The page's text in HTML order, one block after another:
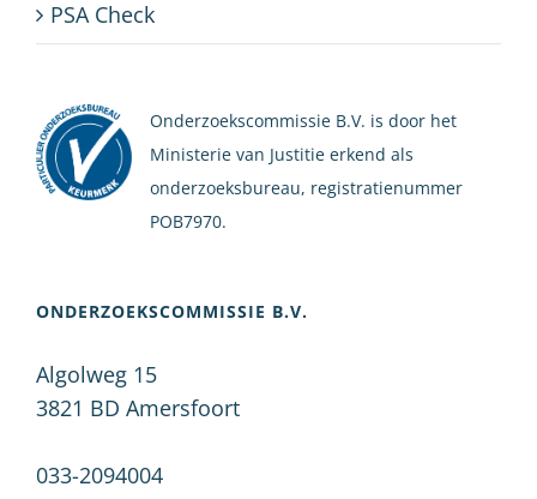
PSA Check
Onderzoekscommissie B.V. is door het
Ministerie van Justitie erkend als
onderzoeksbureau, registratienummer
POB7970.
ONDERZOEKSCOMMISSIE B.V.
Algolweg 15
3821 BD Amersfoort
033-2094004